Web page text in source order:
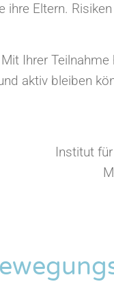
ihre Eltern.
Mit Ihrer
aktiv bleiben
Institut